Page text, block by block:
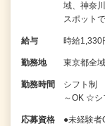
域、神奈
スポット
給与 時給1,330
勤務地 東京都全
勤務時間
シフト制
～OK ☆
応募資格 ●未経験者